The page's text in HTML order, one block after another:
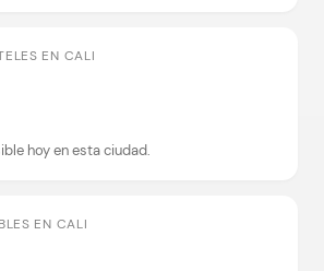
EN CALI
hoy en esta ciudad.
EN CALI